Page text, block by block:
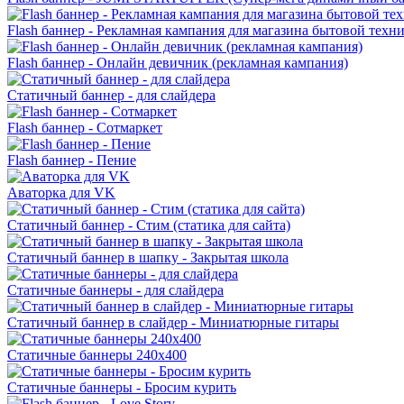
Flash баннер - Рекламная кампания для магазина бытовой
Flash баннер - Онлайн девичник (рекламная кампания)
Статичный баннер - для слайдера
Flash баннер - Сотмаркет
Flash баннер - Пение
Аваторка для VK
Статичный баннер - Стим (статика для сайта)
Статичный баннер в шапку - Закрытая школа
Статичные баннеры - для слайдера
Статичный баннер в слайдер - Миниатюрные гитары
Статичные баннеры 240х400
Статичные баннеры - Бросим курить